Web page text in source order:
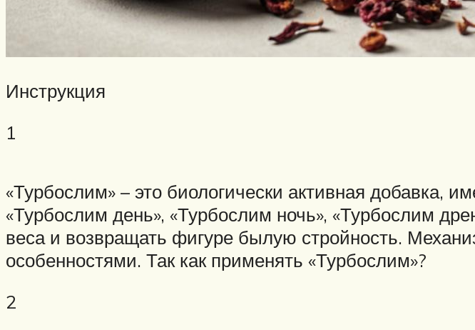
Инструкция
1
«Турбослим» – это биологически активная добавка,
«Турбослим день», «Турбослим ночь», «Турбослим
веса и возвращать фигуре былую стройность.
особенностями. Так как применять «Турбослим»?
2